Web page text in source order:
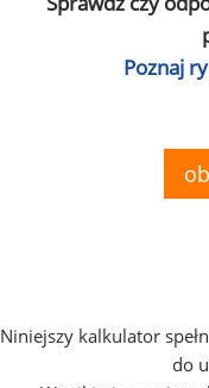
Poznaj
Niniejszy kalkulator
do